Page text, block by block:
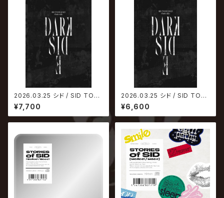
2026.03.25 シド / SID TOU
R 2025 ～Dark side～【通常
盤】
¥7,700
2026.03.25 シド / SID TOU
R 2025 ～Dark side～【完全
生産限定盤】
¥6,600